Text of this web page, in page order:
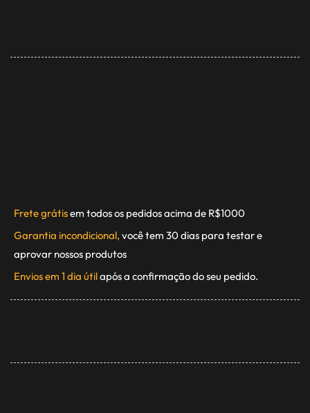
Frete grátisem todos os pedidos acima de R$1000
Garantia incondicional, você tem 30 dias para testar e
aprovar nossos produtos
Envios em 1 dia útilapós a confirmação do seu pedido.